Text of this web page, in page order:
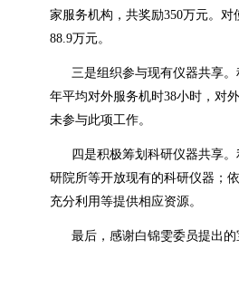
家服务机构，共奖励350万元。
88.9万元。
三是组织参与现有仪器共享
年平均对外服务机时38小时，对
未参与此项工作。
四是积极筹划科研仪器共享
研院所等开放现有的科研仪器；
充分利用等提供相应资源。
最后，感谢白锦雯委员提出